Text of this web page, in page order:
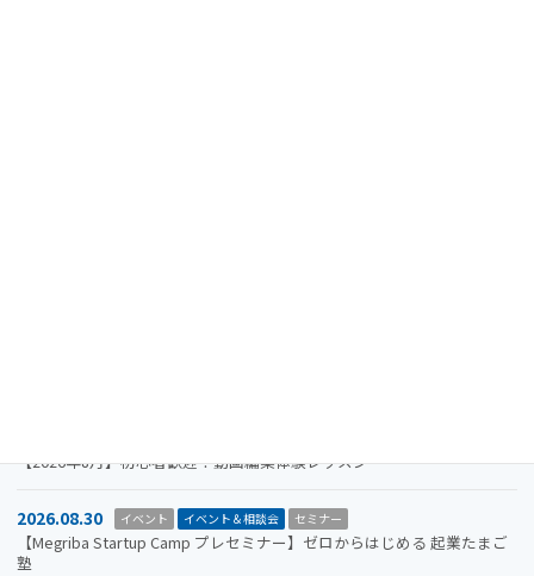
【2026年8月】初心者歓迎！動画編集体験レッスン
2026.08.30 イベント イベント＆相談会 セミナー
【Megriba Startup Camp プレセミナー】ゼロからはじめる 起業たまご
塾